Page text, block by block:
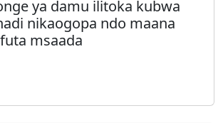
ya damu ilitoka kubwa
nikaogopa ndo maana
msaada